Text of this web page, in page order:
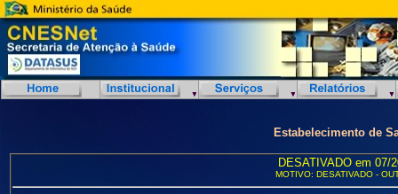
Estabelecimento de
DESATIVADO em 07/
MOTIVO: DESATIVADO -